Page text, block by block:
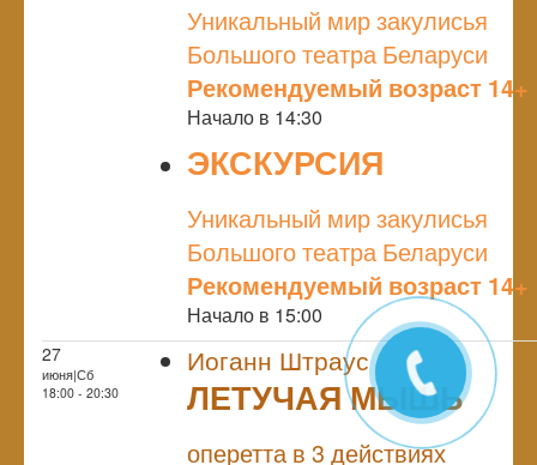
Уникальный мир закулисья
Большого театра Беларуси
Рекомендуемый возраст 14+
Начало в 14:30
ЭКСКУРСИЯ
Уникальный мир закулисья
Большого театра Беларуси
Рекомендуемый возраст 14+
Начало в 15:00
27
июня|Сб
18:00 - 20:30
Иоганн Штраус
ЛЕТУЧАЯ МЫШЬ
оперетта в 3 действиях